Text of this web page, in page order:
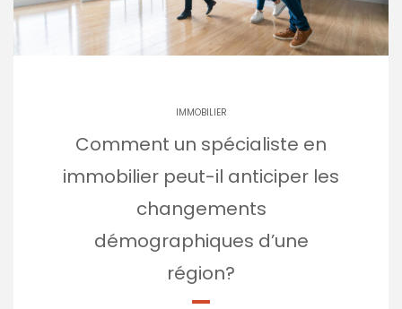
IMMOBILIER
Comment un spécialiste en
immobilier peut-il anticiper les
changements
démographiques d’une
région?